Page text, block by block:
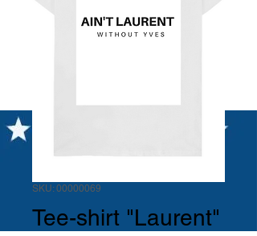
SKU: 00000069
Tee-shirt "Laurent"